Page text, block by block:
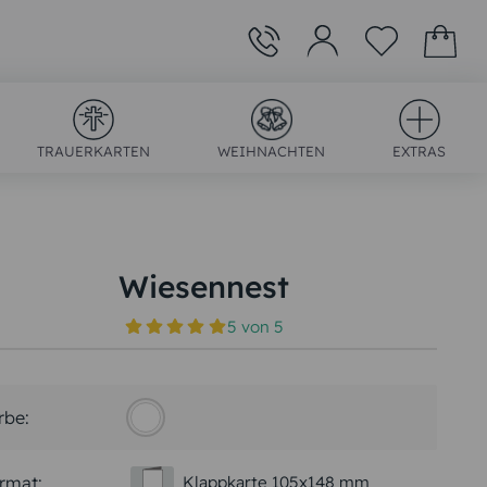
TRAUERKARTEN WEIHNACHTEN EXTRAS
Wiesennest
5 von5
Klappkarte 105x148 mm